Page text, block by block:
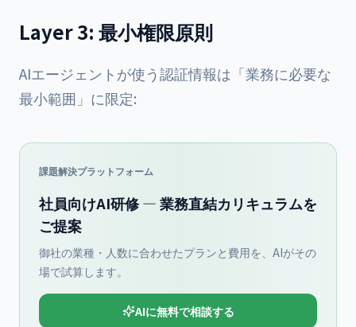
Layer 3: 最小権限原則
AIエージェントが使う認証情報は「業務に必要な
最小範囲」に限定:
課題解決プラットフォーム
社員向けAI研修 — 業務直結カリキュラムを
ご提案
御社の業種・人数に合わせたプランと費用を、AIがその
場で試算します。
AIに無料で相談する